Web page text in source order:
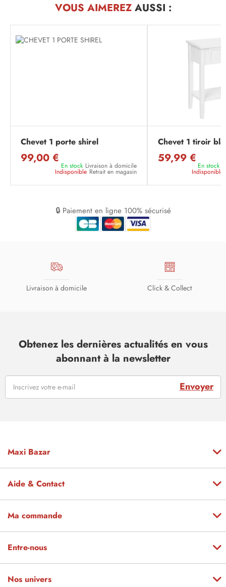
VOUS AIMEREZAUSSI :
Chevet 1 porte shirel
99,00 €
En stock Livraison à domicile
Indisponible Retrait en magasin
Chevet 1 tiroir
59,99 €
En stock
Indisponible
🔒 Paiement en ligne 100% sécurisé
Livraison à domicile Click & Collect
Obtenez les dernières actualités en vous
abonnant à la newsletter
Envoyer
Maxi Bazar
Aide & Contact
Ma commande
Entre-nous
Nos univers